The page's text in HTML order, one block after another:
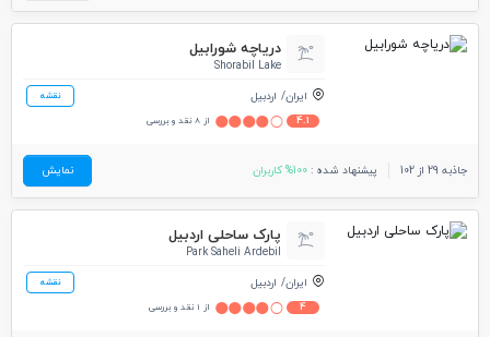
دریاچه شورابیل
Shorabil Lake
ایران اردبیل نقشه
4.1 از 8 نقد و بررسی
جاذبه 29 از 102 پیشنهاد شده : 100% کاربران نمایش
پارک ساحلی اردبیل
Park Saheli Ardebil
ایران اردبیل نقشه
4 از 1 نقد و بررسی